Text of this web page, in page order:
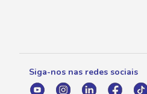
Siga-nos nas redes sociais